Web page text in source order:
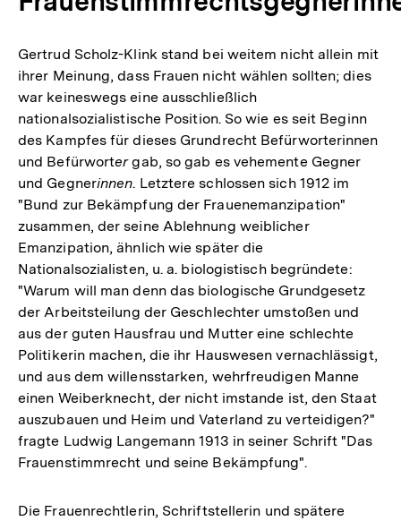
Gertrud Scholz-Klink stand bei weitem nicht allein mit
ihrer Meinung, dass Frauen nicht wählen sollten; dies
war keineswegs eine ausschließlich
nationalsozialistische Position. So wie es seit Beginn
des Kampfes für dieses Grundrecht Befürworterinnen
und Befürwortergab, so gab es vehemente Gegner
und Gegnerinnen. Letztere schlossen sich 1912 im
"Bund zur Bekämpfung der Frauenemanzipation"
zusammen, der seine Ablehnung weiblicher
Emanzipation, ähnlich wie später die
Nationalsozialisten, u. a. biologistisch begründete:
"Warum will man denn das biologische Grundgesetz
der Arbeitsteilung der Geschlechter umstoßen und
aus der guten Hausfrau und Mutter eine schlechte
Politikerin machen, die ihr Hauswesen vernachlässigt,
und aus dem willensstarken, wehrfreudigen Manne
einen Weiberknecht, der nicht imstande ist, den Staat
auszubauen und Heim und Vaterland zu verteidigen?"
fragte Ludwig Langemann 1913 in seiner Schrift "Das
Frauenstimmrecht und seine Bekämpfung".
Die Frauenrechtlerin, Schriftstellerin und spätere